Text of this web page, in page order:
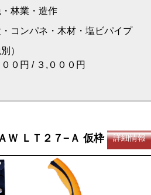
林業・造作
コンパネ・木材・塩ビパイプ
）
０円 / ３,０００円
Ｗ ＬＴ２７−Ａ 仮枠 詳細情報